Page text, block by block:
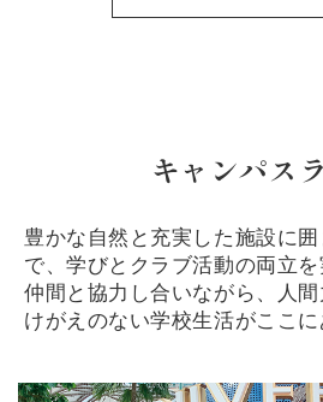
キャンパス
豊かな自然と充実した施設に
で、学びとクラブ活動の両立を
仲間と協力し合いながら、人
けがえのない学校生活がここに